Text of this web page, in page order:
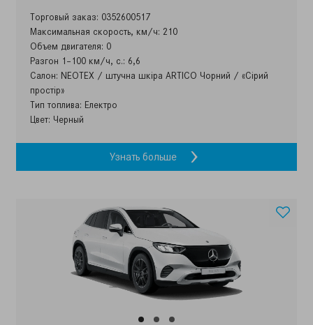
Торговый заказ: 0352600517
Максимальная скорость, км/ч: 210
Объем двигателя: 0
Разгон 1–100 км/ч, с.: 6,6
Салон: NEOTEX / штучна шкіра ARTICO Чорний / «Сірий
простір»
Тип топлива: Електро
Цвет: Черный
Узнать больше